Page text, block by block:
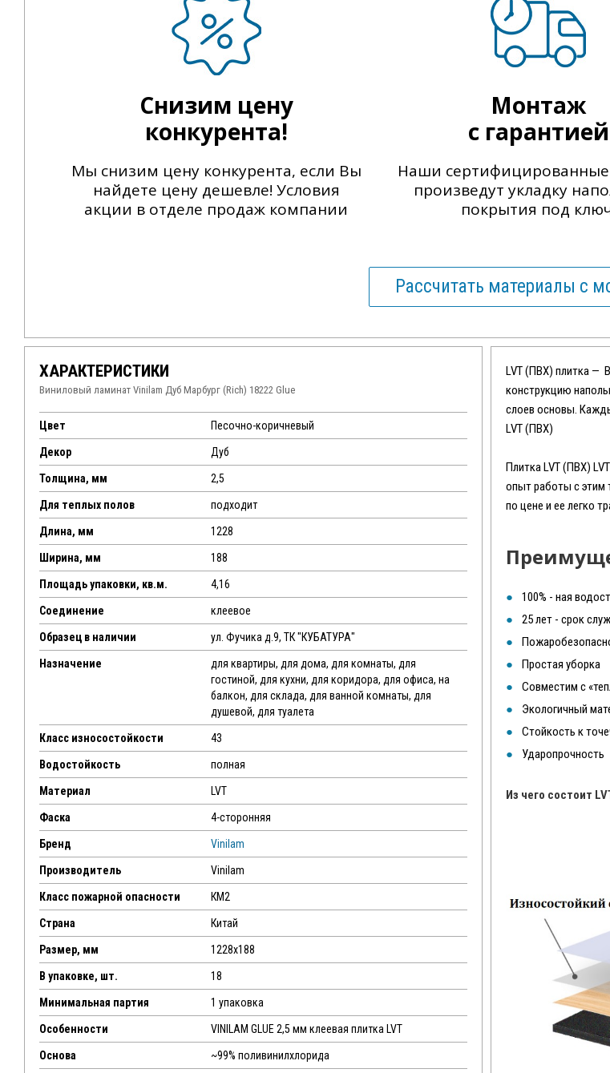
Снизим цену
конкурента!
Мы снизим цену конкурента, если Вы
найдете цену дешевле! Условия
акции в отделе продаж компании
Монтаж
с гарантией
Наши
произведут укладку
покрытия под
Рассчитать материалы с
ХАРАКТЕРИСТИКИ
Виниловый ламинат Vinilam Дуб Марбург (Rich) 18222 Glue
Цвет Песочно-коричневый
Декор Дуб
Толщина, мм 2,5
Для теплых полов подходит
Длина, мм 1228
Ширина, мм 188
Площадь упаковки, кв.м. 4,16
Соединение клеевое
Образец в наличии ул. Фучика д.9, ТК "КУБАТУРА"
Назначение
для квартиры, для дома, для комнаты, для
гостиной, для кухни, для коридора, для офиса, на
балкон, для склада, для ванной комнаты, для
душевой, для туалета
Класс износостойкости 43
Водостойкость полная
Материал LVT
Фаска 4-сторонняя
Бренд Vinilam
Производитель Vinilam
Класс пожарной опасности КМ2
Страна Китай
Размер, мм 1228х188
В упаковке, шт. 18
Минимальная партия 1 упаковка
Особенности VINILAM GLUE 2,5 мм клеевая плитка LVT
Основа ~99% поливинилхлорида
LVT (ПВХ) плитка —
конструкцию
слоев основы.
LVT (ПВХ)
Плитка LVT (ПВХ)
опыт работы с этим
по цене и ее легко
100% - ная
25 лет - срок
Простая уборка
Совместим с
Экологичный
Стойкость к
Ударопрочность
Из чего состоит